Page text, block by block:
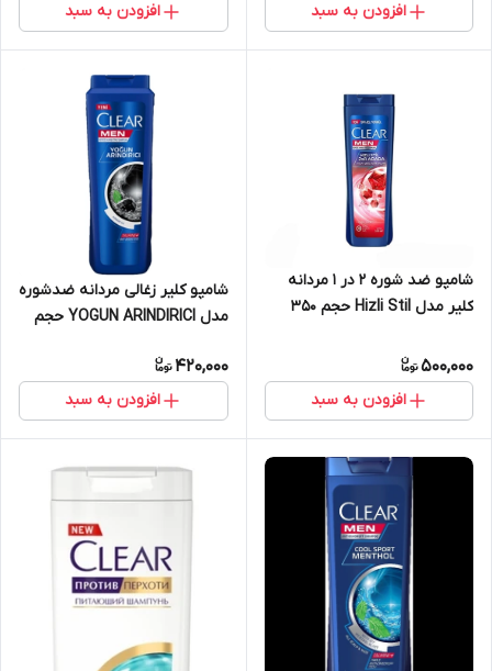
افزودن به سبد افزودن به سبد
شامپو ضد شوره 2 در 1 مردانه
کلیر مدل Hizli Stil حجم 350
500,000
افزودن به سبد
شامپو کلیر زغالی مردانه ضدشوره
مدل YOGUN ARINDIRICI حجم
420,000
افزودن به سبد